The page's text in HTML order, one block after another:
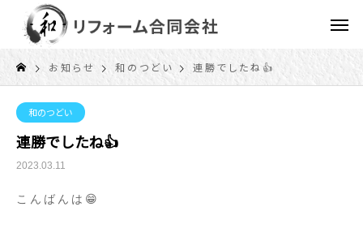
お知らせ 和のつどい 連勝でしたね👍
和のつどい
連勝でしたね👍
2023.03.11
こんばんは😁